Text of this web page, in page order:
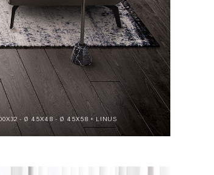
- Ø 45X48 - Ø 45X58 + LINUS